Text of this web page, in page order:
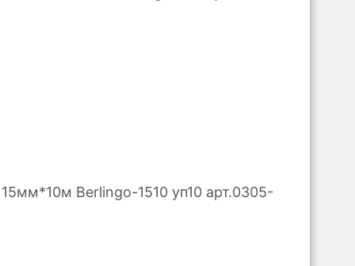
Berlingo-1510 уп10 арт.0305-